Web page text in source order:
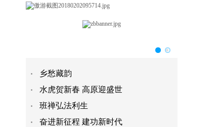
乡愁藏韵
水虎贺新春 高原迎盛世
班禅弘法利生
奋进新征程 建功新时代